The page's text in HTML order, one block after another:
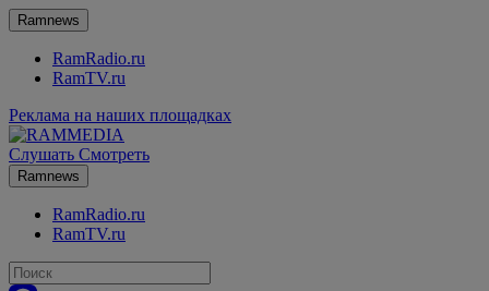
Ramnews
RamRadio.ru
RamTV.ru
Реклама на наших площадках
Слушать Смотреть
Ramnews
RamRadio.ru
RamTV.ru